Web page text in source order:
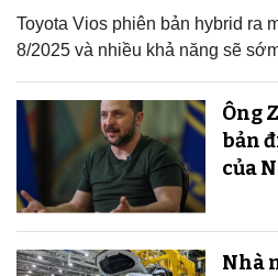
Toyota Vios phiên bản hybrid ra
8/2025 và nhiều khả năng sẽ
Ông
bản
của
Nhà